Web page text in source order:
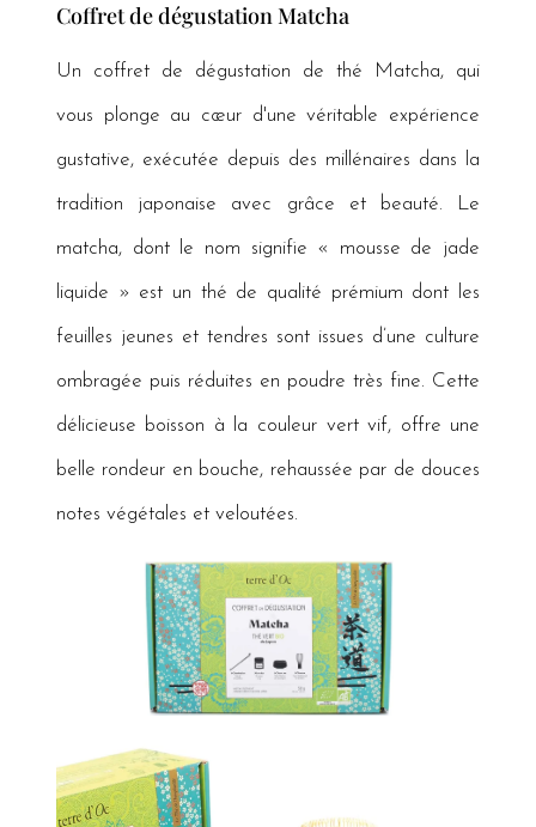
Coffret de dégustation Matcha
Un coffret de dégustation de thé Matcha, qui
vous plonge au cœur d'une véritable expérience
gustative, exécutée depuis des millénaires dans la
tradition japonaise avec grâce et beauté. Le
matcha, dont le nom signifie « mousse de jade
liquide » est un thé de qualité prémium dont les
feuilles jeunes et tendres sont issues d’une culture
ombragée puis réduites en poudre très fine. Cette
délicieuse boisson à la couleur vert vif, offre une
belle rondeur en bouche, rehaussée par de douces
notes végétales et veloutées.